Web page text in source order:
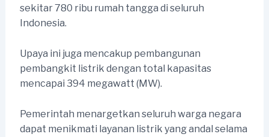
sekitar 780 ribu rumah tangga di seluruh
Indonesia.
Upaya ini juga mencakup pembangunan
pembangkit listrik dengan total kapasitas
mencapai 394 megawatt (MW).
Pemerintah menargetkan seluruh warga negara
dapat menikmati layanan listrik yang andal selama